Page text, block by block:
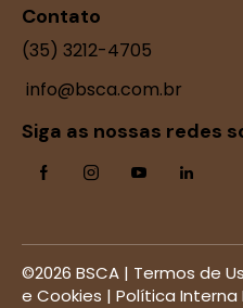
Contato
(35) 3212-4705
info@bsca.com.br
Siga as nossas redes
©2026 BSCA | Termos de
e Cookies | Política Interna